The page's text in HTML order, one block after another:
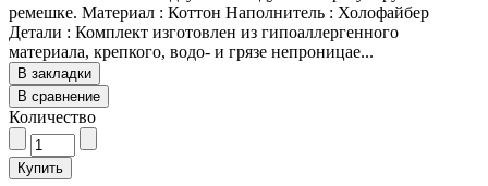
ремешке. Материал : Коттон Наполнитель : Холофайбер
Детали : Комплект изготовлен из гипоаллергенного
материала, крепкого, водо- и грязе непроницае...
В закладки
В сравнение
Количество
Купить